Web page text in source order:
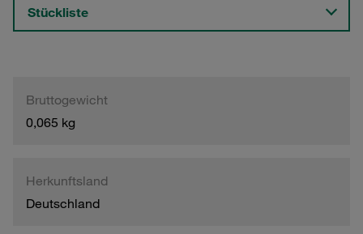
Stückliste
Bruttogewicht
0,065 kg
Herkunftsland
Deutschland